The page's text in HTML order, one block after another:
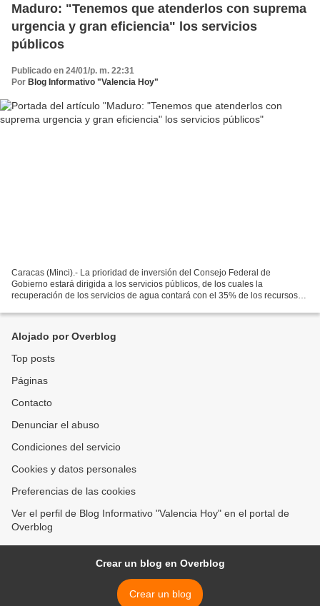
Maduro: "Tenemos que atenderlos con suprema
urgencia y gran eficiencia" los servicios
públicos
Publicado en 24/01/p. m. 22:31
Por Blog Informativo "Valencia Hoy"
Caracas (Minci).- La prioridad de inversión del Consejo Federal de
Gobierno estará dirigida a los servicios públicos, de los cuales la
recuperación de los servicios de agua contará con el 35% de los recursos
Alojado por Overblog
Top posts
Páginas
Contacto
Denunciar el abuso
Condiciones del servicio
Cookies y datos personales
Preferencias de las cookies
Ver el perfil de Blog Informativo "Valencia Hoy" en el portal de
Overblog
Crear un blog en Overblog
Crear un blog